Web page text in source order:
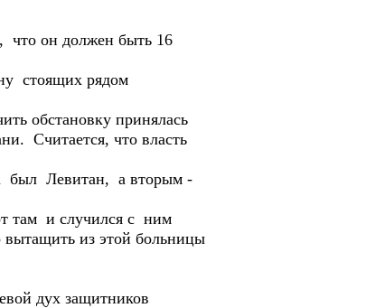
что он должен быть 16
стоящих рядом
обстановку принялась
Считается, что власть
был Левитан, а вторым -
там и случился с ним
из этой больницы
дух защитников